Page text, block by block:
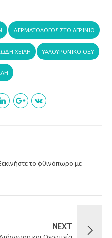
ΔΕΡΜΑΤΟΛΌΓΟΣ ΣΤΟ ΑΓΡΊΝΙΟ
ΧΕΊΛΗ ΥΑΛΟΥΡΟΝΙΚΌ ΟΞΎ
το φθινόπωρο με
NEXT